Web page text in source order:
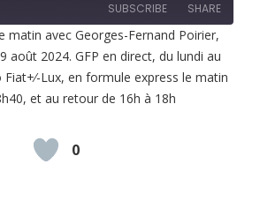
SUBSCRIBE SHARE
matin avec Georges-Fernand Poirier,
août 2024. GFP en direct, du lundi au
Lux, en formule express le matin
et au retour de 16h à 18h
0